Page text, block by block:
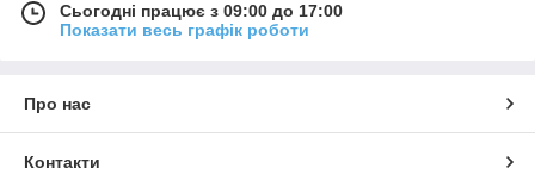
Сьогодні працює з 09:00 до 17:00
Показати весь графік роботи
Про нас
Контакти